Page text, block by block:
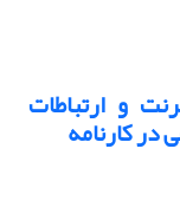
و ارتباطات